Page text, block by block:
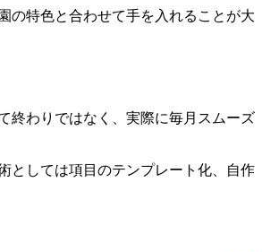
の特色と合わせて手を入れることが大
終わりではなく、実際に毎月スムーズ
としては項目のテンプレート化、自作